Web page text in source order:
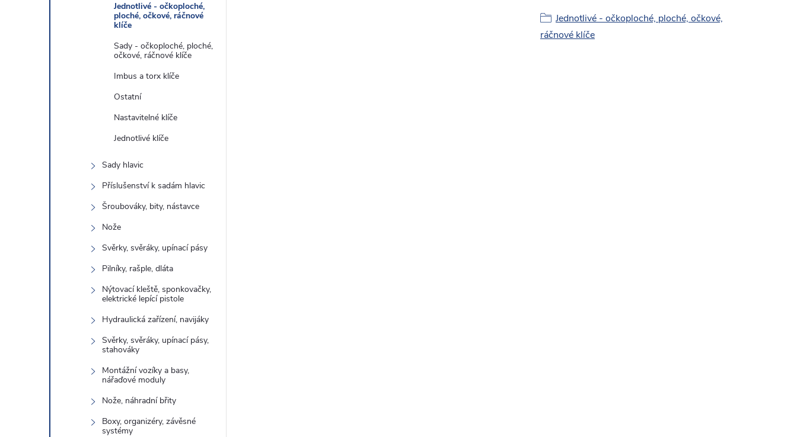
Jednotlivé - očkoploché,
ploché, očkové, ráčnové
klíče
Sady - očkoploché, ploché,
očkové, ráčnové klíče
Imbus a torx klíče
Ostatní
Nastavitelné klíče
Jednotlivé klíče
Sady hlavic
Příslušenství k sadám hlavic
Šroubováky, bity, nástavce
Nože
Svěrky, svěráky, upínací pásy
Pilníky, rašple, dláta
Nýtovací kleště, sponkovačky,
elektrické lepící pistole
Hydraulická zařízení, navijáky
Svěrky, svěráky, upínací pásy,
stahováky
Montážní vozíky a basy,
nářaďové moduly
Nože, náhradní břity
Boxy, organizéry, závěsné
systémy
Jednotlivé - očkoploché, ploché, očkové,
ráčnové klíče